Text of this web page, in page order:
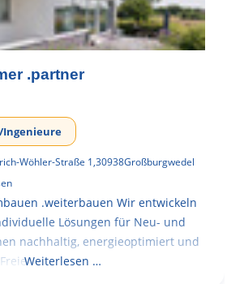
.partner
Wöhler-Straße 1,30938Großburgwedel
.weiterbauen Wir entwickeln
Lösungen für Neu- und
nachhaltig, energieoptimiert und
Weiterlesen …